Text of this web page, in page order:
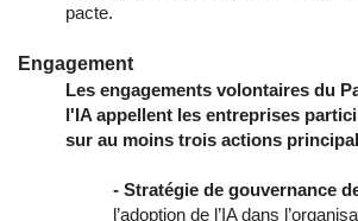
pacte.
Engagement
Les engagements volontaires du
l'IA appellent les entreprises
sur au moins trois actions
- Stratégie de gouvernance
l’adoption de l’IA dans